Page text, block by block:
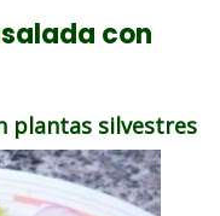
con
plantas silvestres